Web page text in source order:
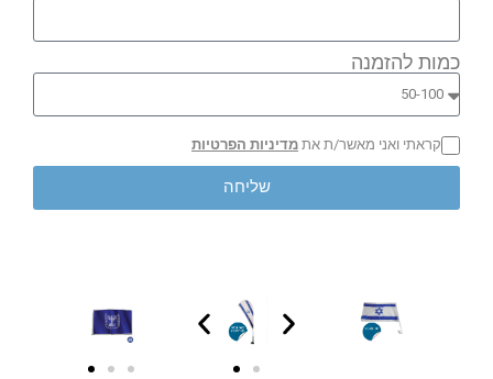
כמות להזמנה
קראתי ואני מאשר/ת את מדיניות הפרטיות
שליחה